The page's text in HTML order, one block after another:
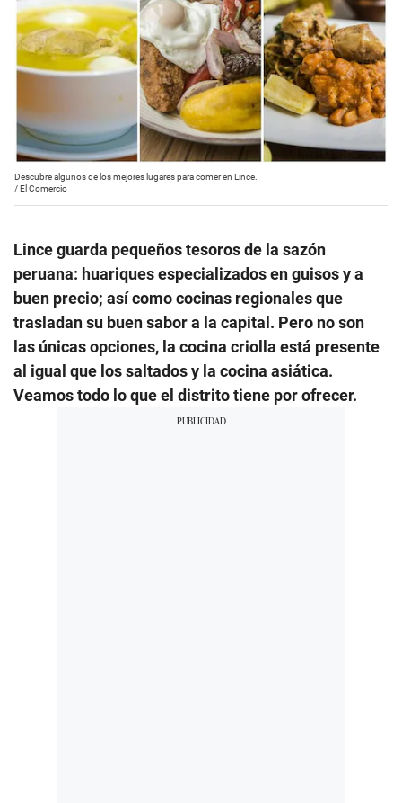
Descubre algunos de los mejores lugares para comer en Lince.
/El Comercio
Lince guarda pequeños tesoros de la sazón
peruana: huariques especializados en guisos y a
buen precio; así como cocinas regionales que
trasladan su buen sabor a la capital. Pero no son
las únicas opciones, la cocina criolla está presente
al igual que los saltados y la cocina asiática.
Veamos todo lo que el distrito tiene por ofrecer.